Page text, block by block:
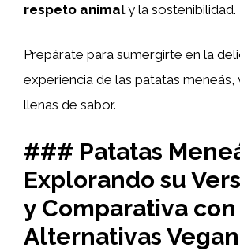
respeto animaly la sostenibilidad.
Prepárate para sumergirte en la
experiencia de las patatas meneás,
llenas de sabor.
### Patatas
Explorando su
y Comparativa con
Alternativas